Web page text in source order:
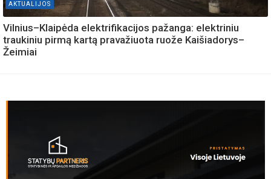
AKTUALIJOS
Vilnius–Klaipėda elektrifikacijos pažanga: elektriniu
traukiniu pirmą kartą pravažiuota ruože Kaišiadorys–
Žeimiai